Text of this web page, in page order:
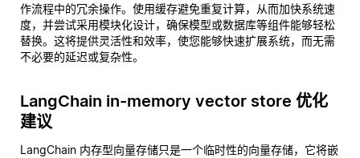
作流程中的冗余操作。使用缓存避免重复计算，从而加快系统速
度，并尝试采用模块化设计，确保模型或数据库等组件能够轻松
替换。这将提供灵活性和效率，使您能够快速扩展系统，而无需
不必要的延迟或复杂性。
LangChain in-memory vector store 优化
建议
LangChain 内存型向量存储只是一个临时性的向量存储，它将嵌